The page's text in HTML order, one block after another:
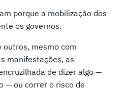
porque a mobilização dos
os governos.
outros, mesmo com
manifestações, as
de dizer algo —
— ou correr o risco de